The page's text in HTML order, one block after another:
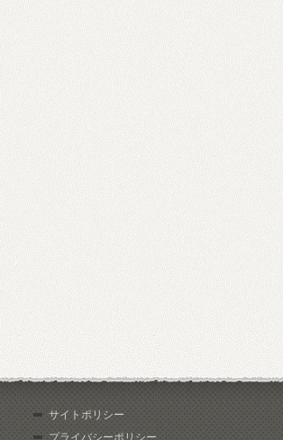
サイトポリシー
プライバシーポリシー